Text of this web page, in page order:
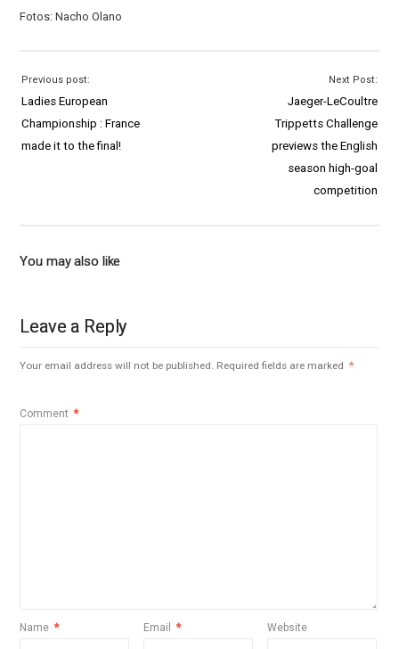
Fotos: Nacho Olano
Previous post:
Ladies European
Championship : France
made it to the final!
Next Post:
Jaeger-LeCoultre
Trippetts Challenge
previews the English
season high-goal
competition
You may also like
Leave a Reply
Your email address will not be published. Required fields are marked *
Comment *
Name * Email * Website